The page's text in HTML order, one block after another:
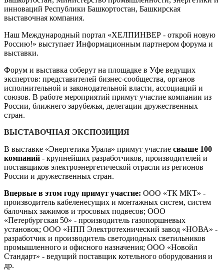
инноваций Республики Башкортостан, Башкирская
выставочная компания.
Наш Международный портал «ХЕЛПИНВЕР - открой новую
Россию!» выступает Информационным партнером форума и
выставки.
Форум и выставка соберут на площадке в Уфе ведущих
экспертов: представителей бизнес-сообщества, органов
исполнительной и законодательной власти, ассоциаций и
союзов. В работе мероприятий примут участие компании из
России, ближнего зарубежья, делегации дружественных
стран.
ВЫСТАВОЧНАЯ ЭКСПОЗИЦИЯ
В выставке «Энергетика Урала» примут участие свыше 100
компаний - крупнейших разработчиков, производителей и
поставщиков электроэнергетической отрасли из регионов
России и дружественных стран.
Впервые в этом году примут участие: ООО «ТК МКТ» -
производитель кабеленесущих и монтажных систем, систем
балочных зажимов и тросовых подвесов; ООО
«Петербургская 50» - производитель газопоршневых
установок; ООО «НПП Электротехнический завод «НОВА» -
разработчик и производитель светодиодных светильников
промышленного и офисного назначения; ООО «Новойл
Стандарт» - ведущий поставщик котельного оборудования и
др.